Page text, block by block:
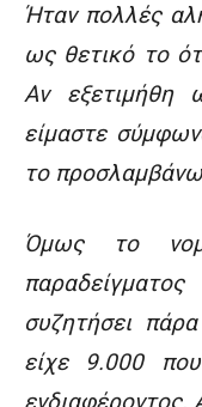
Ήταν πολλές
ως θετικό το
Αν εξετιμήθη
είμαστε
το
Όμως το
συζητήσει
είχε 9.000